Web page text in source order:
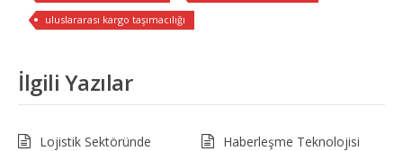
uluslararası kargo taşımacılığı
İlgili Yazılar
Lojistik Sektöründe
Haberleşme Teknolojisi